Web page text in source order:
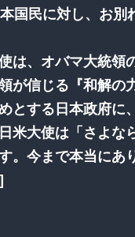
国民に対し、お別
は、オバマ大統領
が信じる『和解の
とする日本政府に
米大使は「さよな
。今まで本当にあ